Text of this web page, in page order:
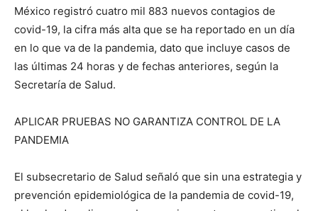
México registró cuatro mil 883 nuevos contagios de
covid-19, la cifra más alta que se ha reportado en un día
en lo que va de la pandemia, dato que incluye casos de
las últimas 24 horas y de fechas anteriores, según la
Secretaría de Salud.
APLICAR PRUEBAS NO GARANTIZA CONTROL DE LA
PANDEMIA
El subsecretario de Salud señaló que sin una estrategia y
prevención epidemiológica de la pandemia de covid-19,